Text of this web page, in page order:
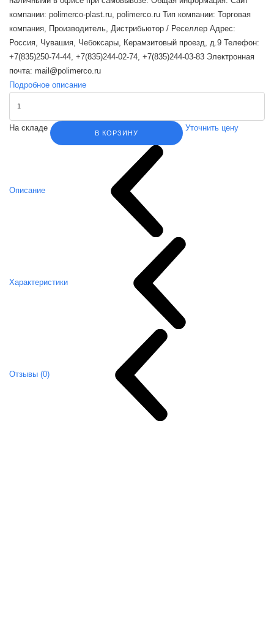
компании: polimerco-plast.ru, polimerco.ru Тип компании: Торговая
компания, Производитель, Дистрибьютор / Реселлер Адрес:
Россия, Чувашия, Чебоксары, Керамзитовый проезд, д.9 Телефон:
+7(835)250-74-44, +7(835)244-02-74, +7(835)244-03-83 Электронная
почта: mail@polimerco.ru
Подробное описание
На складе
В КОРЗИНУ
Уточнить цену
Описание
Характеристики
Отзывы (0)